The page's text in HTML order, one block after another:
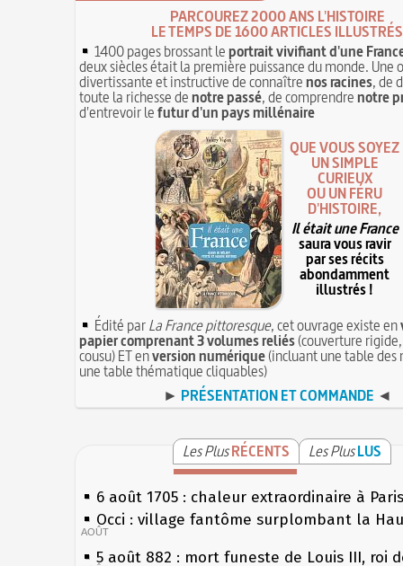
PARCOUREZ 2000 ANS L'HISTOIRE
LE TEMPS DE 1600 ARTICLES ILLUSTRÉS
1400 pages brossant leportrait vivifiant d'une
deux siècles était la première puissance du monde. Une
divertissante et instructive de connaîtrenos racines, de
toute la richesse denotre passé, de comprendrenotre
d'entrevoir lefutur d'un pays millénaire
QUE VOUS SOYEZ
UN SIMPLE
CURIEUX
OU UN FÉRU
D'HISTOIRE,
Il était une France
saura vous ravir
par ses récits
abondamment
illustrés !
Édité parLa France pittoresque, cet ouvrage existe en
papier comprenant 3 volumes reliés(couverture
cousu) ET enversion numérique(incluant une table des
une table thématique cliquables)
► PRÉSENTATION ET COMMANDE ◄
Les PlusRÉCENTS Les PlusLUS
6 août 1705 : chaleur extraordinaire à Paris
Occi : village fantôme surplombant la
AOÛT
5 août 882 : mort funeste de Louis III, roi